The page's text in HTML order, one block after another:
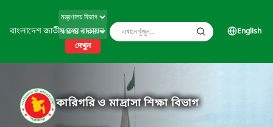
বাংলাদেশ জাতীয় তথ্য বাতায়ন
দেখুন
English
কারিগরি ও মাদ্রাসা শিক্ষা বিভাগ